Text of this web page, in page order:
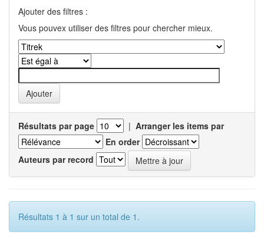
Ajouter des filtres :
Vous pouvex utiliser des filtres pour chercher mieux.
Résultats par page | Arranger les items par
En order
Auteurs par record
Résultats 1 à 1 sur un total de 1.